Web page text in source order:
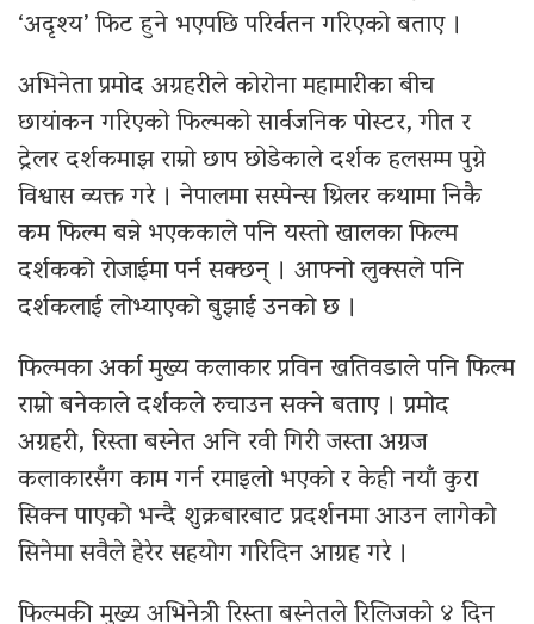
‘अदृश्य’ फिट हुने भएपछि परिर्वतन गरिएको बताए ।
अभिनेता प्रमोद अग्रहरीले कोरोना महामारीका बीच
छायांकन गरिएको फिल्मको सार्वजनिक पोस्टर, गीत र
ट्रेलर दर्शकमाझ राम्रो छाप छोडेकाले दर्शक हलसम्म पुग्ने
विश्वास व्यक्त गरे । नेपालमा सस्पेन्स थ्रिलर कथामा निकै
कम फिल्म बन्ने भएककाले पनि यस्तो खालका फिल्म
दर्शकको रोजाईमा पर्न सक्छन् । आफ्नो लुक्सले पनि
दर्शकलाई लोभ्याएको बुझाई उनको छ ।
फिल्मका अर्का मुख्य कलाकार प्रविन खतिवडाले पनि फिल्म
राम्रो बनेकाले दर्शकले रुचाउन सक्ने बताए । प्रमोद
अग्रहरी, रिस्ता बस्नेत अनि रवी गिरी जस्ता अग्रज
कलाकारसँग काम गर्न रमाइलो भएको र केही नयाँ कुरा
सिक्न पाएको भन्दै शुक्रबारबाट प्रदर्शनमा आउन लागेको
सिनेमा सवैले हेरेर सहयोग गरिदिन आग्रह गरे ।